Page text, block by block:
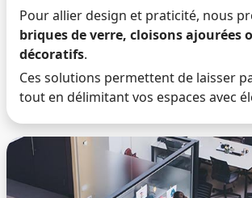
Pour allier design et praticité, nous
briques de verre, cloisons ajourées
décoratifs.
Ces solutions permettent de laisser
tout en délimitant vos espaces avec